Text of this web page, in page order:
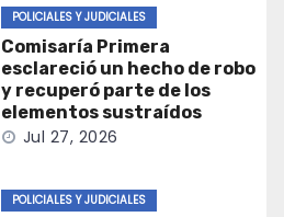
POLICIALES Y JUDICIALES
Comisaría Primera
esclareció un hecho de robo
y recuperó parte de los
elementos sustraídos
Jul 27, 2026
POLICIALES Y JUDICIALES